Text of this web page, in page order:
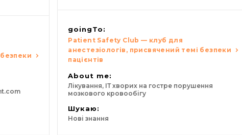
goingTo:
Patient Safety Club — клуб для
анестезіологів, присвячений темі безпеки
пацієнтів
About me:
Лікування, ІТ хворих на гостре порушення
мозкового кровообігу
Шукаю:
Нові знання